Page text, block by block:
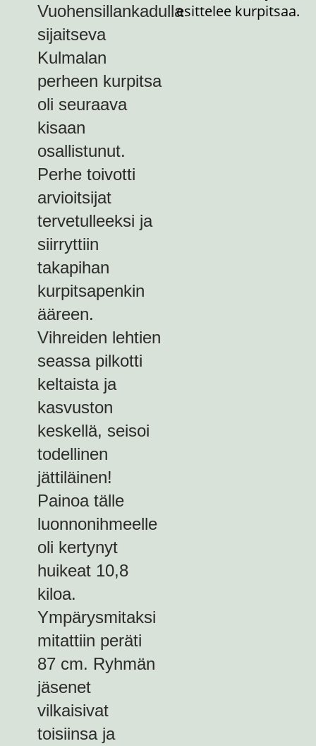
Vuohensillankadulla
sijaitseva
Kulmalan
perheen kurpitsa
oli seuraava
kisaan
osallistunut.
Perhe toivotti
arvioitsijat
tervetulleeksi ja
siirryttiin
takapihan
kurpitsapenkin
ääreen.
Vihreiden lehtien
seassa pilkotti
keltaista ja
kasvuston
keskellä, seisoi
todellinen
jättiläinen!
Painoa tälle
luonnonihmeelle
oli kertynyt
huikeat 10,8
kiloa.
Ympärysmitaksi
mitattiin peräti
87 cm. Ryhmän
jäsenet
vilkaisivat
toisiinsa ja